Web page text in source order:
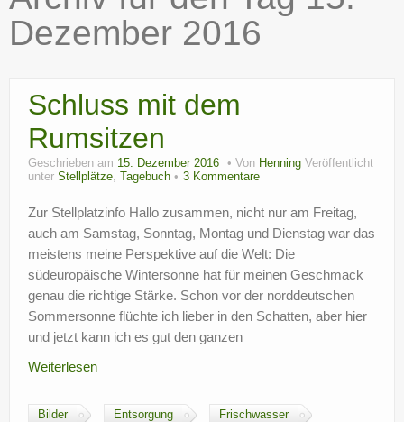
Unterwegs
Freizeit
Wohnmobil-Technik
?
Dezember 2016
Schluss mit dem
Rumsitzen
Geschrieben am 15. Dezember 2016 Von Henning Veröffentlicht
unter Stellplätze, Tagebuch 3 Kommentare
Zur Stellplatzinfo Hallo zusammen, nicht nur am Freitag,
auch am Samstag, Sonntag, Montag und Dienstag war das
meistens meine Perspektive auf die Welt: Die
südeuropäische Wintersonne hat für meinen Geschmack
genau die richtige Stärke. Schon vor der norddeutschen
Sommersonne flüchte ich lieber in den Schatten, aber hier
und jetzt kann ich es gut den ganzen
Weiterlesen
Bilder Entsorgung Frischwasser